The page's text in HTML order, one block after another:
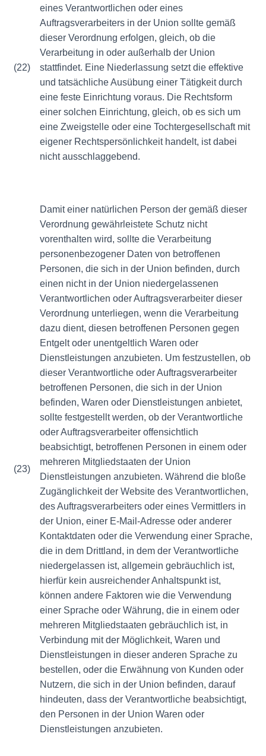
(22)
eines Verantwortlichen oder eines
Auftragsverarbeiters in der Union sollte gemäß
dieser Verordnung erfolgen, gleich, ob die
Verarbeitung in oder außerhalb der Union
stattfindet. Eine Niederlassung setzt die effektive
und tatsächliche Ausübung einer Tätigkeit durch
eine feste Einrichtung voraus. Die Rechtsform
einer solchen Einrichtung, gleich, ob es sich um
eine Zweigstelle oder eine Tochtergesellschaft mit
eigener Rechtspersönlichkeit handelt, ist dabei
nicht ausschlaggebend.
(23)
Damit einer natürlichen Person der gemäß dieser
Verordnung gewährleistete Schutz nicht
vorenthalten wird, sollte die Verarbeitung
personenbezogener Daten von betroffenen
Personen, die sich in der Union befinden, durch
einen nicht in der Union niedergelassenen
Verantwortlichen oder Auftragsverarbeiter dieser
Verordnung unterliegen, wenn die Verarbeitung
dazu dient, diesen betroffenen Personen gegen
Entgelt oder unentgeltlich Waren oder
Dienstleistungen anzubieten. Um festzustellen, ob
dieser Verantwortliche oder Auftragsverarbeiter
betroffenen Personen, die sich in der Union
befinden, Waren oder Dienstleistungen anbietet,
sollte festgestellt werden, ob der Verantwortliche
oder Auftragsverarbeiter offensichtlich
beabsichtigt, betroffenen Personen in einem oder
mehreren Mitgliedstaaten der Union
Dienstleistungen anzubieten. Während die bloße
Zugänglichkeit der Website des Verantwortlichen,
des Auftragsverarbeiters oder eines Vermittlers in
der Union, einer E-Mail-Adresse oder anderer
Kontaktdaten oder die Verwendung einer Sprache,
die in dem Drittland, in dem der Verantwortliche
niedergelassen ist, allgemein gebräuchlich ist,
hierfür kein ausreichender Anhaltspunkt ist,
können andere Faktoren wie die Verwendung
einer Sprache oder Währung, die in einem oder
mehreren Mitgliedstaaten gebräuchlich ist, in
Verbindung mit der Möglichkeit, Waren und
Dienstleistungen in dieser anderen Sprache zu
bestellen, oder die Erwähnung von Kunden oder
Nutzern, die sich in der Union befinden, darauf
hindeuten, dass der Verantwortliche beabsichtigt,
den Personen in der Union Waren oder
Dienstleistungen anzubieten.